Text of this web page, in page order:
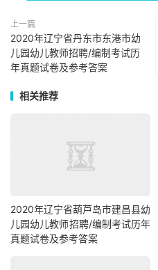
上一篇
2020年辽宁省丹东市东港市幼
儿园幼儿教师招聘/编制考试历
年真题试卷及参考答案
相关推荐
2020年辽宁省葫芦岛市建昌县幼
儿园幼儿教师招聘/编制考试历年
真题试卷及参考答案